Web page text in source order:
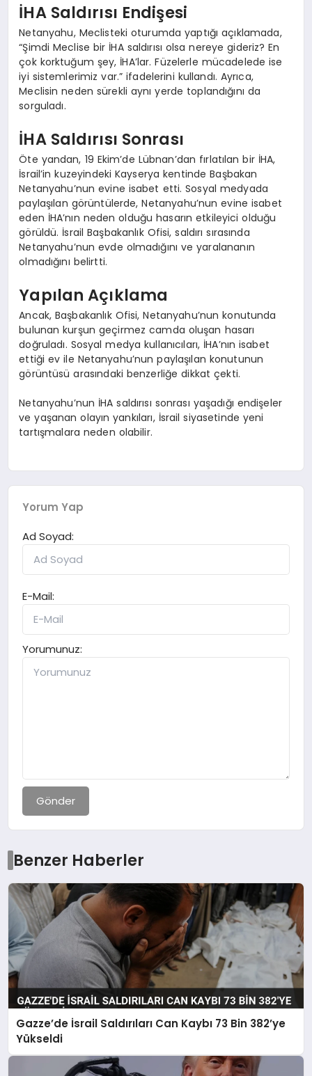
İHA Saldırısı Endişesi
Netanyahu, Meclisteki oturumda yaptığı açıklamada,
“Şimdi Meclise bir İHA saldırısı olsa nereye gideriz? En
çok korktuğum şey, İHA’lar. Füzelerle mücadelede ise
iyi sistemlerimiz var.” ifadelerini kullandı. Ayrıca,
Meclisin neden sürekli aynı yerde toplandığını da
sorguladı.
İHA Saldırısı Sonrası
Öte yandan, 19 Ekim’de Lübnan’dan fırlatılan bir İHA,
İsrail’in kuzeyindeki Kayserya kentinde Başbakan
Netanyahu’nun evine isabet etti. Sosyal medyada
paylaşılan görüntülerde, Netanyahu’nun evine isabet
eden İHA’nın neden olduğu hasarın etkileyici olduğu
görüldü. İsrail Başbakanlık Ofisi, saldırı sırasında
Netanyahu’nun evde olmadığını ve yaralananın
olmadığını belirtti.
Yapılan Açıklama
Ancak, Başbakanlık Ofisi, Netanyahu’nun konutunda
bulunan kurşun geçirmez camda oluşan hasarı
doğruladı. Sosyal medya kullanıcıları, İHA’nın isabet
ettiği ev ile Netanyahu’nun paylaşılan konutunun
görüntüsü arasındaki benzerliğe dikkat çekti.
Netanyahu’nun İHA saldırısı sonrası yaşadığı endişeler
ve yaşanan olayın yankıları, İsrail siyasetinde yeni
tartışmalara neden olabilir.
Yorum Yap
Ad Soyad:
E-Mail:
Yorumunuz:
Gönder
Benzer Haberler
Gazze’de İsrail Saldırıları Can Kaybı 73 Bin 382’ye
Yükseldi